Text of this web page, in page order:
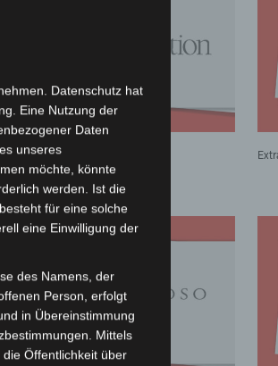
Distinction Visitenkarten
Datenschutz hat
Eine Nutzung der
Daten
unseres
möchte, könnte
werden. Ist die
für eine solche
eine Einwilligung der
des Namens, der
Person, erfolgt
in Übereinstimmung
Mittels
Öffentlichkeit über